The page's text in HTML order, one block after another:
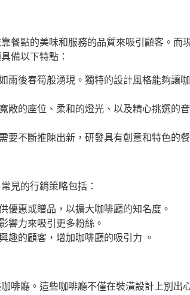
餐點的美味和服務的品質來吸引顧客。而
備以下特點：
雨後春筍般湧現。獨特的設計風格能夠讓
敞的座位、柔和的燈光、以及精心挑選的
要不斷推陳出新，研發具有創意和特色的
見的行銷策略包括：
優惠或贈品，以擴大咖啡廳的知名度。
響力來吸引更多粉絲。
趣的顧客，增加咖啡廳的吸引力 。
啡廳。這些咖啡廳不僅在裝潢設計上別出